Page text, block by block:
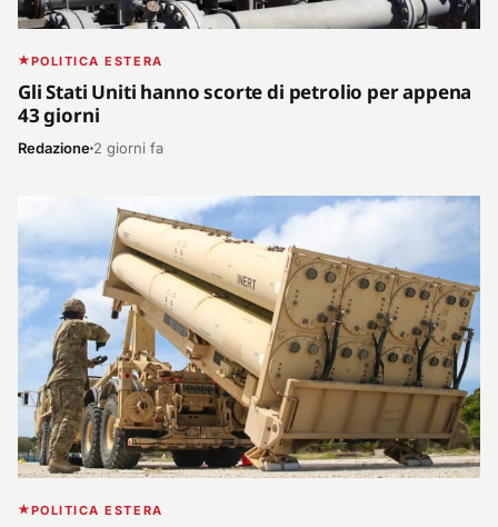
POLITICA ESTERA
Gli Stati Uniti hanno scorte di petrolio per appena
43 giorni
Redazione 2 giorni fa
POLITICA ESTERA